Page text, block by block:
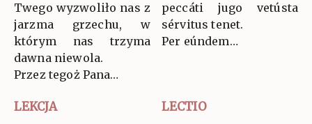
Twego wyzwoliło nas z
jarzma grzechu, w
którym nas trzyma
dawna niewola.
Przez tegoż Pana…
peccáti jugo vetústa
sérvitus tenet.
Per eúndem…
LEKCJA LECTIO